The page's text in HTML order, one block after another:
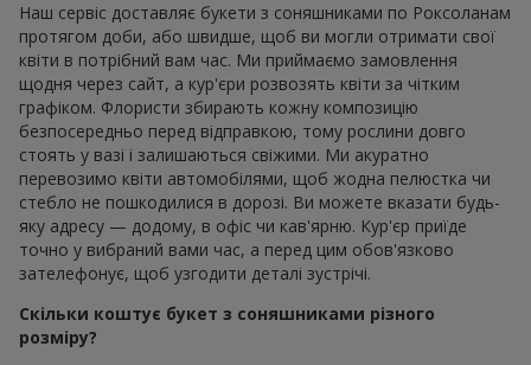
Наш сервіс доставляє букети з соняшниками по Роксоланам
протягом доби, або швидше, щоб ви могли отримати свої
квіти в потрібний вам час. Ми приймаємо замовлення
щодня через сайт, а кур'єри розвозять квіти за чітким
графіком. Флористи збирають кожну композицію
безпосередньо перед відправкою, тому рослини довго
стоять у вазі і залишаються свіжими. Ми акуратно
перевозимо квіти автомобілями, щоб жодна пелюстка чи
стебло не пошкодилися в дорозі. Ви можете вказати будь-
яку адресу — додому, в офіс чи кав'ярню. Кур'єр приїде
точно у вибраний вами час, а перед цим обов'язково
зателефонує, щоб узгодити деталі зустрічі.
Скільки коштує букет з соняшниками різного
розміру?